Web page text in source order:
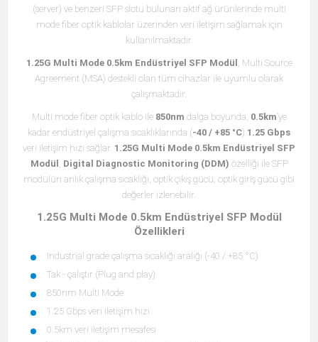
(server) ve benzeri SFP slotu bulunan aktif ağ ürünlerinde multi
mode fiber optik kablolar üzerinden veri iletişim sağlamak için
kullanılmaktadır.
1.25G Multi Mode 0.5km Endüstriyel SFP Modül , Multi Source
Agreement (MSA) destekli olan tüm cihazlar ile uyumlu olarak
çalışmaktadır.
Multi mode fiber optik kablo ile 850nm dalga boyunda, 0.5km’ye
kadar endüstriyel çalışma sıcaklıklarında (-40 / +85 °C) 1.25 Gbps
veri iletişim hızı sağlar. 1.25G Multi Mode 0.5km Endüstriyel SFP
Modül , Digital Diagnostic Monitoring (DDM) özelliği ile SFP
modülün anlık çalışma sıcaklığı, optik çıkış gücü, optik giriş gücü gibi
değerler izlenebilir.
1.25G Multi Mode 0.5km Endüstriyel SFP Modül
Özellikleri
Industrial grade çalışma sıcaklığı aralığı (-40 / +85 °C)
Tak - çalıştır (Plug and play)
850nm Multi Mode
1.25 Gbps veri iletişim hızı
0.5km veri iletişim mesafesi